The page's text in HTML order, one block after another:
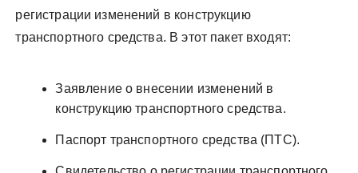
регистрации изменений в конструкцию
транспортного средства. В этот пакет входят:
Заявление о внесении изменений в
конструкцию транспортного средства.
Паспорт транспортного средства (ПТС).